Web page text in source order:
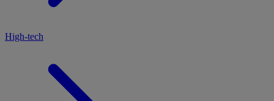
High-tech